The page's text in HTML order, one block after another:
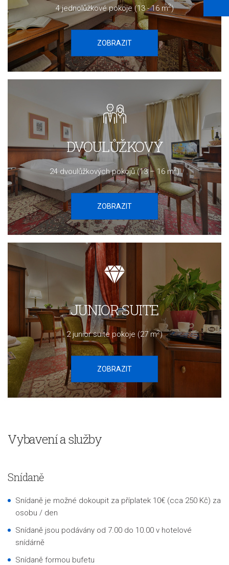
4 jednolůžkové pokoje (13 - 16 m2)
ZOBRAZIT
DVOULŮŽKOVÝ
24 dvoulůžkových pokojů (13 – 16 m2)
ZOBRAZIT
JUNIOR SUITE
2 junior suite pokoje (27 m2)
ZOBRAZIT
Vybavení a služby
Snídaně
Snídaně je možné dokoupit za příplatek 10€ (cca 250 Kč) za
osobu / den
Snídaně jsou podávány od 7.00 do 10.00 v hotelové
snídárně
Snídaně formou bufetu